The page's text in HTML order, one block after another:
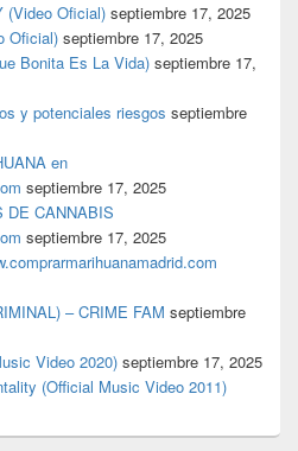
(Video Oficial) septiembre 17, 2025
Oficial) septiembre 17, 2025
Bonita Es La Vida) septiembre 17,
y potenciales riesgos septiembre
en
septiembre 17, 2025
DE CANNABIS
septiembre 17, 2025
– CRIME FAM septiembre
Video 2020) septiembre 17, 2025
(Official Music Video 2011)